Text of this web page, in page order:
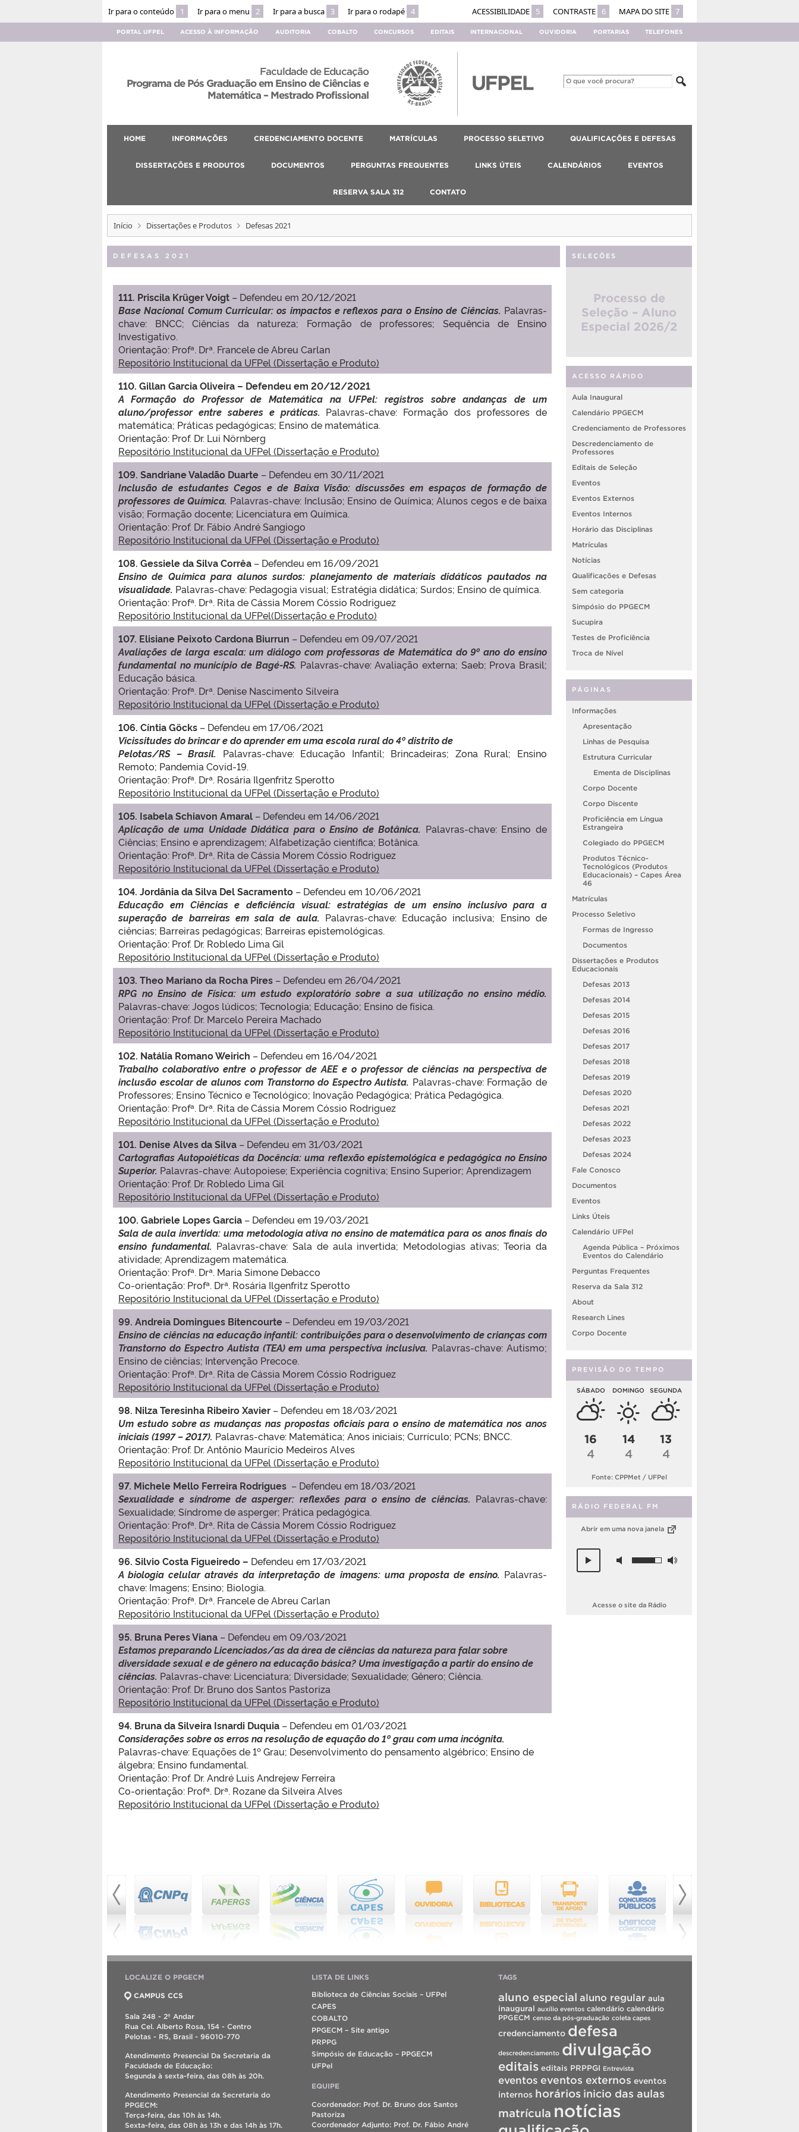
Ir para o conteúdo 1 Ir para o menu 2 Ir para a busca 3 Ir para o rodapé 4 ACESSIBILIDADE 5 CONTRASTE 6 MAPA DO SITE 7
PORTAL UFPEL ACESSO À INFORMAÇÃO AUDITORIA COBALTO CONCURSOS EDITAIS INTERNACIONAL OUVIDORIA PORTARIAS TELEFONES
Faculdade de Educação
Programa de Pós Graduação em Ensino de Ciências e
Matemática – Mestrado Profissional
HOME INFORMAÇÕES CREDENCIAMENTO DOCENTE MATRÍCULAS PROCESSO SELETIVO QUALIFICAÇÕES E DEFESAS
DISSERTAÇÕES E PRODUTOS DOCUMENTOS PERGUNTAS FREQUENTES LINKS ÚTEIS CALENDÁRIOS EVENTOS
RESERVA SALA 312 CONTATO
Início Dissertações e Produtos Defesas 2021
DEFESAS 2021
111. Priscila Krüger Voigt – Defendeu em 20/12/2021
Base Nacional Comum Curricular: os impactos e reflexos para o Ensino de Ciências. Palavras-
chave: BNCC; Ciências da natureza; Formação de professores; Sequência de Ensino
Investigativo.
Orientação: Profª. Drª. Francele de Abreu Carlan
Repositório Institucional da UFPel (Dissertação e Produto)
110. Gillan Garcia Oliveira – Defendeu em 20/12/2021
A Formação do Professor de Matemática na UFPel: registros sobre andanças de um
aluno/professor entre saberes e práticas. Palavras-chave: Formação dos professores de
matemática; Práticas pedagógicas; Ensino de matemática.
Orientação: Prof. Dr. Lui Nörnberg
Repositório Institucional da UFPel (Dissertação e Produto)
109. Sandriane Valadão Duarte – Defendeu em 30/11/2021
Inclusão de estudantes Cegos e de Baixa Visão: discussões em espaços de formação de
professores de Química. Palavras-chave: Inclusão; Ensino de Química; Alunos cegos e de baixa
visão; Formação docente; Licenciatura em Química.
Orientação: Prof. Dr. Fábio André Sangiogo
Repositório Institucional da UFPel (Dissertação e Produto)
108. Gessiele da Silva Corrêa – Defendeu em 16/09/2021
Ensino de Química para alunos surdos: planejamento de materiais didáticos pautados na
visualidade. Palavras-chave: Pedagogia visual; Estratégia didática; Surdos; Ensino de química.
Orientação: Profª. Drª. Rita de Cássia Morem Cóssio Rodriguez
Repositório Institucional da UFPel(Dissertação e Produto)
107. Elisiane Peixoto Cardona Biurrun – Defendeu em 09/07/2021
Avaliações de larga escala: um diálogo com professoras de Matemática do 9º ano do ensino
fundamental no município de Bagé-RS. Palavras-chave: Avaliação externa; Saeb; Prova Brasil;
Educação básica.
Orientação: Profª. Drª. Denise Nascimento Silveira
Repositório Institucional da UFPel (Dissertação e Produto)
106. Cíntia Göcks – Defendeu em 17/06/2021
Vicissitudes do brincar e do aprender em uma escola rural do 4º distrito de
Pelotas/RS – Brasil. Palavras-chave: Educação Infantil; Brincadeiras; Zona Rural; Ensino
Remoto; Pandemia Covid-19.
Orientação: Profª. Drª. Rosária Ilgenfritz Sperotto
Repositório Institucional da UFPel (Dissertação e Produto)
105. Isabela Schiavon Amaral – Defendeu em 14/06/2021
Aplicação de uma Unidade Didática para o Ensino de Botânica. Palavras-chave: Ensino de
Ciências; Ensino e aprendizagem; Alfabetização científica; Botânica.
Orientação: Profª. Drª. Rita de Cássia Morem Cóssio Rodriguez
Repositório Institucional da UFPel (Dissertação e Produto)
104. Jordânia da Silva Del Sacramento – Defendeu em 10/06/2021
Educação em Ciências e deficiência visual: estratégias de um ensino inclusivo para a
superação de barreiras em sala de aula. Palavras-chave: Educação inclusiva; Ensino de
ciências; Barreiras pedagógicas; Barreiras epistemológicas.
Orientação: Prof. Dr. Robledo Lima Gil
Repositório Institucional da UFPel (Dissertação e Produto)
103. Theo Mariano da Rocha Pires – Defendeu em 26/04/2021
RPG no Ensino de Física: um estudo exploratório sobre a sua utilização no ensino médio.
Palavras-chave: Jogos lúdicos; Tecnologia; Educação; Ensino de física.
Orientação: Prof. Dr. Marcelo Pereira Machado
Repositório Institucional da UFPel (Dissertação e Produto)
102. Natália Romano Weirich – Defendeu em 16/04/2021
Trabalho colaborativo entre o professor de AEE e o professor de ciências na perspectiva de
inclusão escolar de alunos com Transtorno do Espectro Autista. Palavras-chave: Formação de
Professores; Ensino Técnico e Tecnológico; Inovação Pedagógica; Prática Pedagógica.
Orientação: Profª. Drª. Rita de Cássia Morem Cóssio Rodriguez
Repositório Institucional da UFPel (Dissertação e Produto)
101. Denise Alves da Silva – Defendeu em 31/03/2021
Cartografias Autopoiéticas da Docência: uma reflexão epistemológica e pedagógica no Ensino
Superior. Palavras-chave: Autopoiese; Experiência cognitiva; Ensino Superior; Aprendizagem
Orientação: Prof. Dr. Robledo Lima Gil
Repositório Institucional da UFPel (Dissertação e Produto)
100. Gabriele Lopes Garcia – Defendeu em 19/03/2021
Sala de aula invertida: uma metodologia ativa no ensino de matemática para os anos finais do
ensino fundamental. Palavras-chave: Sala de aula invertida; Metodologias ativas; Teoria da
atividade; Aprendizagem matemática.
Orientação: Profª. Drª. Maria Simone Debacco
Co-orientação: Profª. Drª. Rosária Ilgenfritz Sperotto
Repositório Institucional da UFPel (Dissertação e Produto)
99. Andreia Domingues Bitencourte – Defendeu em 19/03/2021
Ensino de ciências na educação infantil: contribuições para o desenvolvimento de crianças com
Transtorno do Espectro Autista (TEA) em uma perspectiva inclusiva. Palavras-chave: Autismo;
Ensino de ciências; Intervenção Precoce.
Orientação: Profª. Drª. Rita de Cássia Morem Cóssio Rodriguez
Repositório Institucional da UFPel (Dissertação e Produto)
98. Nilza Teresinha Ribeiro Xavier – Defendeu em 18/03/2021
Um estudo sobre as mudanças nas propostas oficiais para o ensino de matemática nos anos
iniciais (1997 – 2017). Palavras-chave: Matemática; Anos iniciais; Currículo; PCNs; BNCC.
Orientação: Prof. Dr. Antônio Maurício Medeiros Alves
Repositório Institucional da UFPel (Dissertação e Produto)
97. Michele Mello Ferreira Rodrigues – Defendeu em 18/03/2021
Sexualidade e síndrome de asperger: reflexões para o ensino de ciências. Palavras-chave:
Sexualidade; Síndrome de asperger; Prática pedagógica.
Orientação: Profª. Drª. Rita de Cássia Morem Cóssio Rodriguez
Repositório Institucional da UFPel (Dissertação e Produto)
96. Silvio Costa Figueiredo – Defendeu em 17/03/2021
A biologia celular através da interpretação de imagens: uma proposta de ensino. Palavras-
chave: Imagens; Ensino; Biologia.
Orientação: Profª. Drª. Francele de Abreu Carlan
Repositório Institucional da UFPel (Dissertação e Produto)
95. Bruna Peres Viana – Defendeu em 09/03/2021
Estamos preparando Licenciados/as da área de ciências da natureza para falar sobre
diversidade sexual e de gênero na educação básica? Uma investigação a partir do ensino de
ciências. Palavras-chave: Licenciatura; Diversidade; Sexualidade; Gênero; Ciência.
Orientação: Prof. Dr. Bruno dos Santos Pastoriza
Repositório Institucional da UFPel (Dissertação e Produto)
94. Bruna da Silveira Isnardi Duquia – Defendeu em 01/03/2021
Considerações sobre os erros na resolução de equação do 1º grau com uma incógnita.
Palavras-chave: Equações de 1º Grau; Desenvolvimento do pensamento algébrico; Ensino de
álgebra; Ensino fundamental.
Orientação: Prof. Dr. André Luis Andrejew Ferreira
Co-orientação: Profª. Drª. Rozane da Silveira Alves
Repositório Institucional da UFPel (Dissertação e Produto)
SELEÇÕES
Processo de
Seleção – Aluno
Especial 2026/2
ACESSO RÁPIDO
Aula Inaugural
Calendário PPGECM
Credenciamento de Professores
Descredenciamento de
Professores
Editais de Seleção
Eventos
Eventos Externos
Eventos Internos
Horário das Disciplinas
Matrículas
Notícias
Qualificações e Defesas
Sem categoria
Simpósio do PPGECM
Sucupira
Testes de Proficiência
Troca de Nível
PÁGINAS
Informações
Apresentação
Linhas de Pesquisa
Estrutura Curricular
Ementa de Disciplinas
Corpo Docente
Corpo Discente
Proficiência em Língua
Estrangeira
Colegiado do PPGECM
Produtos Técnico-
Tecnológicos (Produtos
Educacionais) – Capes Área
46
Matrículas
Processo Seletivo
Formas de Ingresso
Documentos
Dissertações e Produtos
Educacionais
Defesas 2013
Defesas 2014
Defesas 2015
Defesas 2016
Defesas 2017
Defesas 2018
Defesas 2019
Defesas 2020
Defesas 2021
Defesas 2022
Defesas 2023
Defesas 2024
Fale Conosco
Documentos
Eventos
Links Úteis
Calendário UFPel
Agenda Pública – Próximos
Eventos do Calendário
Perguntas Frequentes
Reserva da Sala 312
About
Research Lines
Corpo Docente
PREVISÃO DO TEMPO
SÁBADO
16
4
DOMINGO
14
4
SEGUNDA
13
4
Fonte: CPPMet / UFPel
RÁDIO FEDERAL FM
Abrir em uma nova janela
Acesse o site da Rádio
LOCALIZE O PPGECM
CAMPUS CCS
Sala 248 - 2º Andar
Rua Cel. Alberto Rosa, 154 - Centro
Pelotas - RS, Brasil - 96010-770
Atendimento Presencial Da Secretaria da
Faculdade de Educação:
Segunda à sexta-feira, das 08h às 20h.
Atendimento Presencial da Secretaria do
PPGECM:
Terça-feira, das 10h às 14h.
Sexta-feira, das 08h às 13h e das 14h às 17h.
LISTA DE LINKS
Biblioteca de Ciências Sociais – UFPel
CAPES
COBALTO
PPGECM – Site antigo
PRPPG
Simpósio de Educação – PPGECM
UFPel
EQUIPE
Coordenador: Prof. Dr. Bruno dos Santos
Pastoriza
Coordenador Adjunto: Prof. Dr. Fábio André
TAGS
aluno especial aluno regular aula
inaugural auxílio eventos calendário calendário
PPGECM censo da pós-graduação coleta capes
credenciamento defesa
descredenciamento divulgação
editais editais PRPPGI Entrevista
eventos eventos externos eventos
internos horários inicio das aulas
matrícula notícias